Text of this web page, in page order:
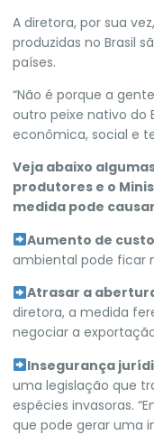
A diretora, por sua
produzidas no Brasil
países.
“Não é porque a
outro peixe nativo do
econômica, social e
Veja abaixo
produtores e o
medida pode
Aumento de
ambiental pode ficar
Atrasar a
diretora, a medida
negociar a
Insegurança
uma legislação que
espécies invasoras.
que pode gerar uma